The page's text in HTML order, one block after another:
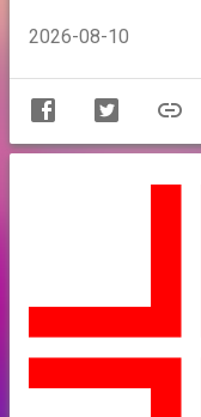
2026-08-10